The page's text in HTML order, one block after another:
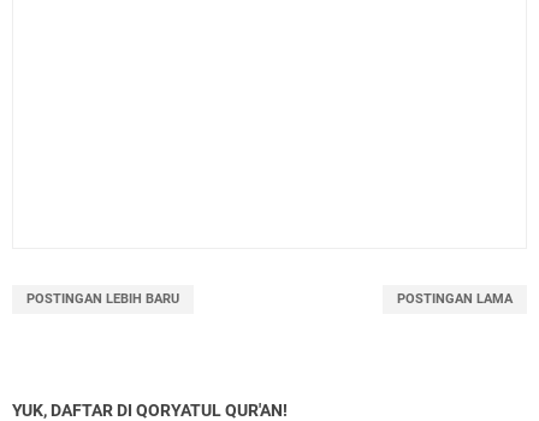
POSTINGAN LEBIH BARU POSTINGAN LAMA
YUK, DAFTAR DI QORYATUL QUR'AN!